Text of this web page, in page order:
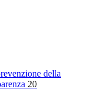
della
20